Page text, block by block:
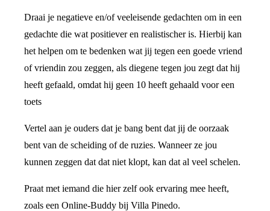
Draai je negatieve en/of veeleisende gedachten om in een
gedachte die wat positiever en realistischer is. Hierbij kan
het helpen om te bedenken wat jij tegen een goede vriend
of vriendin zou zeggen, als diegene tegen jou zegt dat hij
heeft gefaald, omdat hij geen 10 heeft gehaald voor een
toets
Vertel aan je ouders dat je bang bent dat jij de oorzaak
bent van de scheiding of de ruzies. Wanneer ze jou
kunnen zeggen dat dat niet klopt, kan dat al veel schelen.
Praat met iemand die hier zelf ook ervaring mee heeft,
zoals een Online-Buddy bij Villa Pinedo.